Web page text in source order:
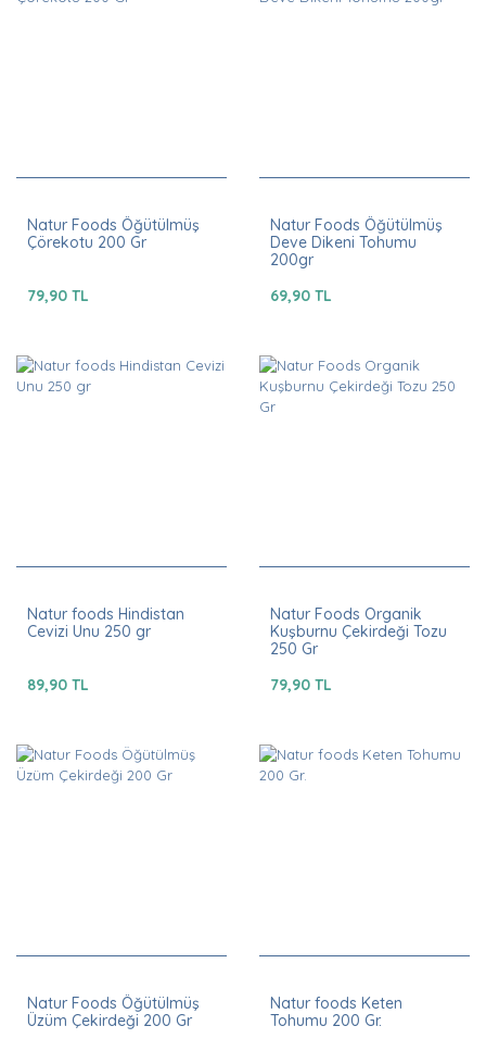
Natur Foods Öğütülmüş
Çörekotu 200 Gr
79,90 TL
Natur Foods Öğütülmüş
Deve Dikeni Tohumu
200gr
69,90 TL
Natur foods Hindistan
Cevizi Unu 250 gr
89,90 TL
Natur Foods Organik
Kuşburnu Çekirdeği Tozu
250 Gr
79,90 TL
Natur Foods Öğütülmüş
Üzüm Çekirdeği 200 Gr
Natur foods Keten
Tohumu 200 Gr.